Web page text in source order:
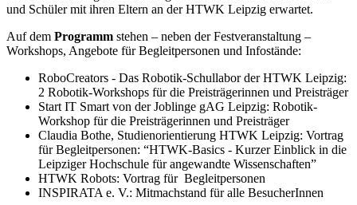
und Schüler mit ihren Eltern an der HTWK Leipzig erwartet.
Auf dem Programm stehen – neben der Festveranstaltung –
Workshops, Angebote für Begleitpersonen und Infostände:
RoboCreators - Das Robotik-Schullabor der HTWK Leipzig:
2 Robotik-Workshops für die Preisträgerinnen und Preisträger
Start IT Smart von der Joblinge gAG Leipzig: Robotik-
Workshop für die Preisträgerinnen und Preisträger
Claudia Bothe, Studienorientierung HTWK Leipzig: Vortrag
für Begleitpersonen: “HTWK-Basics - Kurzer Einblick in die
Leipziger Hochschule für angewandte Wissenschaften”
HTWK Robots: Vortrag für Begleitpersonen
INSPIRATA e. V.: Mitmachstand für alle BesucherInnen